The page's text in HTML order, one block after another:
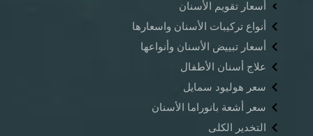
أسعار تقويم الأسنان
أنواع تركيبات الأسنان واسعارها
أسعار تبييض الأسنان وأنواعها
علاج أسنان الأطفال
سعر هوليود سمايل
سعر أشعة بانوراما الأسنان ​
التخدير الكلى